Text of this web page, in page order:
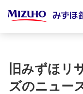
口座開設
来店不要・スマホで完結
旧みずほリ
ズのニュー